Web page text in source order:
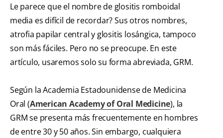
Le parece que el nombre de glositis romboidal
media es difícil de recordar? Sus otros nombres,
atrofia papilar central y glositis losángica, tampoco
son más fáciles. Pero no se preocupe. En este
artículo, usaremos solo su forma abreviada, GRM.
Según la Academia Estadounidense de Medicina
Oral (American Academy of Oral Medicine), la
GRM se presenta más frecuentemente en hombres
de entre 30 y 50 años. Sin embargo, cualquiera